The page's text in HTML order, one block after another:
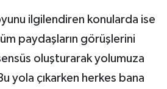
ilgilendiren konularda ise
paydaşların görüşlerini
oluşturarak yolumuza
yola çıkarken herkes bana